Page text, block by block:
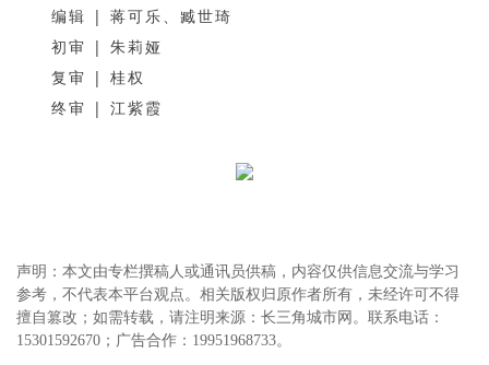
编辑 | 蒋可乐、臧世琦
初审 | 朱莉娅
复审 | 桂权
终审 | 江紫霞
声明：本文由专栏撰稿人或通讯员供稿，内容仅供信息交流与学习
参考，不代表本平台观点。相关版权归原作者所有，未经许可不得
擅自篡改；如需转载，请注明来源：长三角城市网。联系电话：
15301592670；广告合作：19951968733。